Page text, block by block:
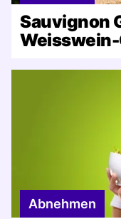
Sauvignon
Abnehmen